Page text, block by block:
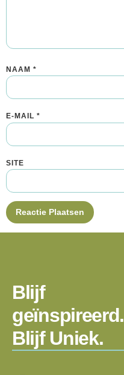
NAAM *
E-MAIL *
SITE
Blijf
geïnspireerd.
Blijf Uniek.